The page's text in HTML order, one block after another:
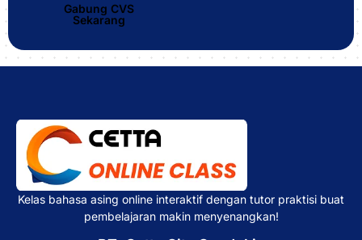
Gabung CVS
Sekarang
Kelas bahasa asing online interaktif dengan tutor praktisi buat
pembelajaran makin menyenangkan!